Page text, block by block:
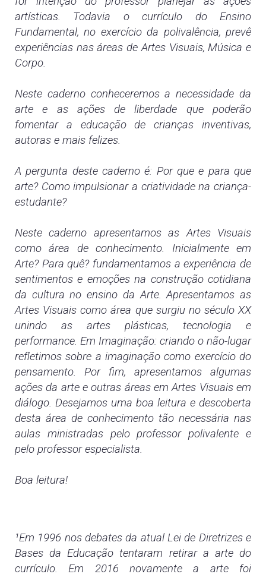
artísticas. Todavia o currículo do Ensino
Fundamental, no exercício da polivalência, prevê
experiências nas áreas de Artes Visuais, Música e
Corpo.
Neste caderno conheceremos a necessidade da
arte e as ações de liberdade que poderão
fomentar a educação de crianças inventivas,
autoras e mais felizes.
A pergunta deste caderno é: Por que e para que
arte? Como impulsionar a criatividade na criança-
estudante?
Neste caderno apresentamos as Artes Visuais
como área de conhecimento. Inicialmente em
Arte? Para quê? fundamentamos a experiência de
sentimentos e emoções na construção cotidiana
da cultura no ensino da Arte. Apresentamos as
Artes Visuais como área que surgiu no século XX
unindo as artes plásticas, tecnologia e
performance. Em Imaginação: criando o não-lugar
refletimos sobre a imaginação como exercício do
pensamento. Por fim, apresentamos algumas
ações da arte e outras áreas em Artes Visuais em
diálogo. Desejamos uma boa leitura e descoberta
desta área de conhecimento tão necessária nas
aulas ministradas pelo professor polivalente e
pelo professor especialista.
Boa leitura!
¹Em 1996 nos debates da atual Lei de Diretrizes e
Bases da Educação tentaram retirar a arte do
currículo. Em 2016 novamente a arte foi